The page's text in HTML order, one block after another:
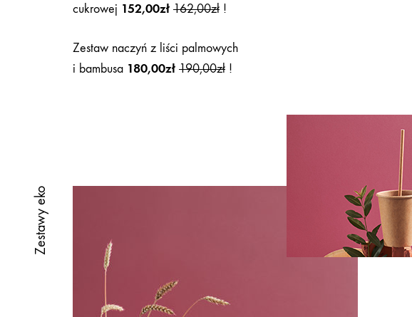
cukrowej 152,00zł 162,00zł !
Zestaw naczyń z liści palmowych
i bambusa 180,00zł 190,00zł !
Zestawy eko